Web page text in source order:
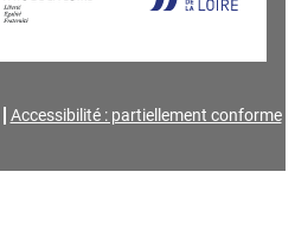
Accessibilité : partiellement conforme